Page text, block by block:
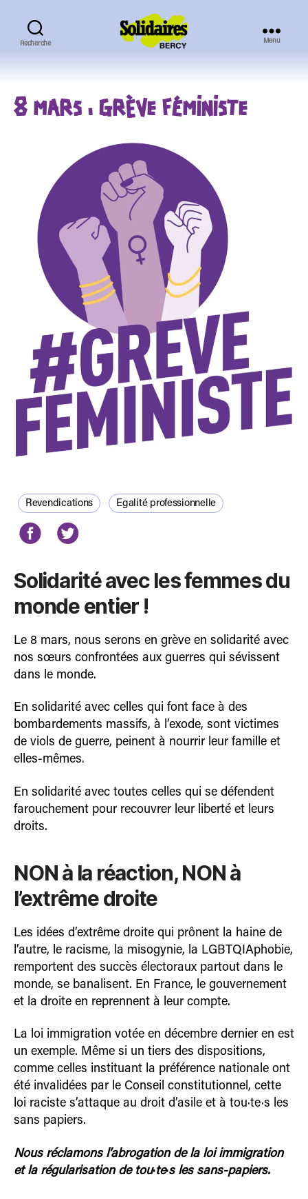
Recherche Menu
8 MARS : GRÈVE FÉMINISTE
Revendications Egalité professionnelle
Solidarité avec les femmes du
monde entier !
Le 8 mars, nous serons en grève en solidarité avec
nos sœurs confrontées aux guerres qui sévissent
dans le monde.
En solidarité avec celles qui font face à des
bombardements massifs, à l’exode, sont victimes
de viols de guerre, peinent à nourrir leur famille et
elles-mêmes.
En solidarité avec toutes celles qui se défendent
farouchement pour recouvrer leur liberté et leurs
droits.
NON à la réaction, NON à
l’extrême droite
Les idées d’extrême droite qui prônent la haine de
l’autre, le racisme, la misogynie, la LGBTQIAphobie,
remportent des succès électoraux partout dans le
monde, se banalisent. En France, le gouvernement
et la droite en reprennent à leur compte.
La loi immigration votée en décembre dernier en est
un exemple. Même si un tiers des dispositions,
comme celles instituant la préférence nationale ont
été invalidées par le Conseil constitutionnel, cette
loi raciste s’attaque au droit d’asile et à tou·te·s les
sans papiers.
Nous réclamons l’abrogation de la loi immigration
et la régularisation de tou·te·s les sans-papiers.